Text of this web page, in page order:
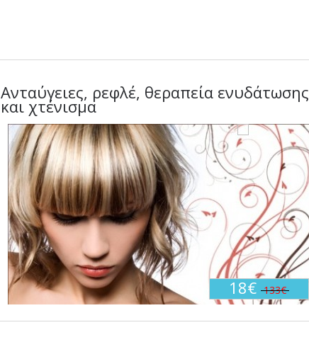
Ανταύγειες, ρεφλέ, θεραπεία ενυδάτωσης
και χτένισμα
18€ 133€